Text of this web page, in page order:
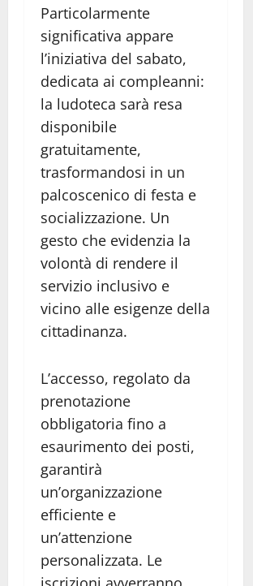
Particolarmente
significativa appare
l’iniziativa del sabato,
dedicata ai compleanni:
la ludoteca sarà resa
disponibile
gratuitamente,
trasformandosi in un
palcoscenico di festa e
socializzazione. Un
gesto che evidenzia la
volontà di rendere il
servizio inclusivo e
vicino alle esigenze della
cittadinanza.
L’accesso, regolato da
prenotazione
obbligatoria fino a
esaurimento dei posti,
garantirà
un’organizzazione
efficiente e
un’attenzione
personalizzata. Le